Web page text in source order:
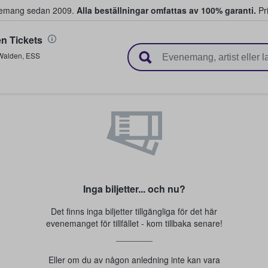
sedan 2009. Alla beställningar omfattas av 100% garanti.
biljetter.
Tickets
, ESS
Inga biljetter... och nu?
Det finns inga biljetter tillgängliga för det här
evenemanget för tillfället - kom tillbaka senare!
Eller om du av någon anledning inte kan vara